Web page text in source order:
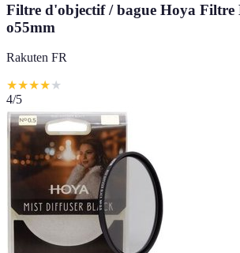
Filtre d'objectif / bague Hoya Filtre
o55mm
Rakuten FR
★★★★★
4/5